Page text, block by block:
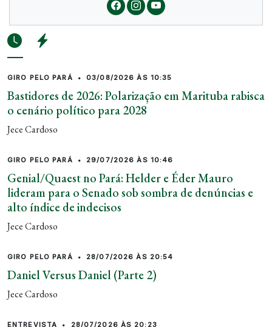
GIRO PELO PARÁ • 03/08/2026 ÀS 10:35
Bastidores de 2026: Polarização em Marituba rabisca
o cenário político para 2028
Jece Cardoso
GIRO PELO PARÁ • 29/07/2026 ÀS 10:46
Genial/Quaest no Pará: Helder e Éder Mauro
lideram para o Senado sob sombra de denúncias e
alto índice de indecisos
Jece Cardoso
GIRO PELO PARÁ • 28/07/2026 ÀS 20:54
Daniel Versus Daniel (Parte 2)
Jece Cardoso
ENTREVISTA • 28/07/2026 ÀS 20:23